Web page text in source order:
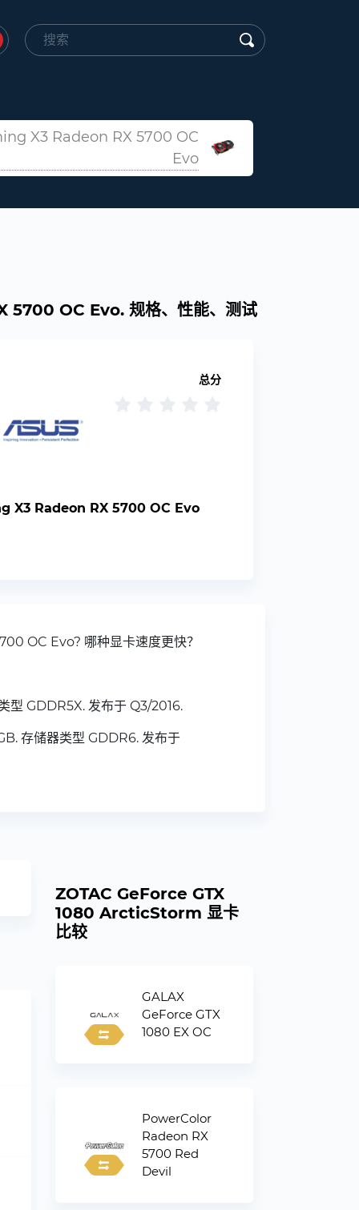
X3 Radeon RX 5700 OC
Evo
OC Evo. 规格、性能、测试
总分
X3 Radeon RX 5700 OC Evo
OC Evo? 哪种显卡速度更快？
型 GDDR5X. 发布于 Q3/2016.
存储器类型 GDDR6. 发布于
ZOTAC GeForce GTX
1080 ArcticStorm 显卡
比较
GALAX
GeForce GTX
1080 EX OC
PowerColor
Radeon RX
5700 Red
Devil